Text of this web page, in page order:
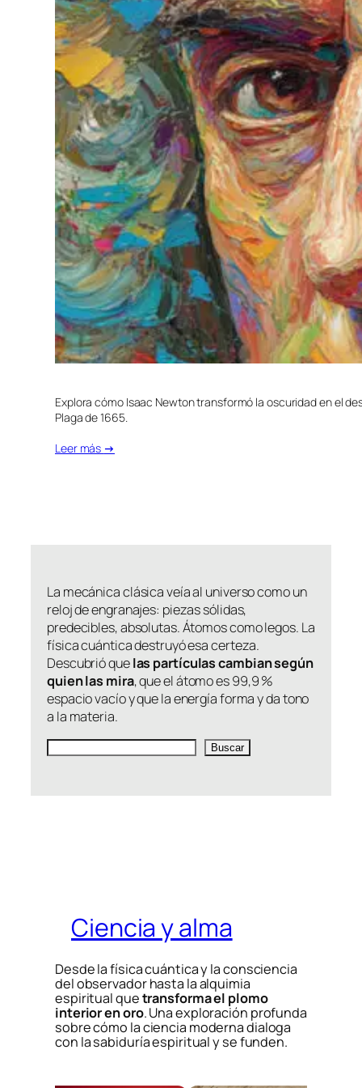
Explora cómo Isaac Newton transformó la oscuridad en el
Plaga de 1665.
Leer más →
La mecánica clásica veía al universo como un
reloj de engranajes: piezas sólidas,
predecibles, absolutas. Átomos como legos. La
física cuántica destruyó esa certeza.
Descubrió quelas partículas cambian según
quien las mira, que el átomo es 99,9 %
espacio vacío y que la energía forma y da tono
a la materia.
Buscar Buscar
Ciencia y alma
Desde la física cuántica y la consciencia
del observador hasta la alquimia
espiritual quetransforma el plomo
interior en oro. Una exploración profunda
sobre cómo la ciencia moderna dialoga
con la sabiduría espiritual y se funden.